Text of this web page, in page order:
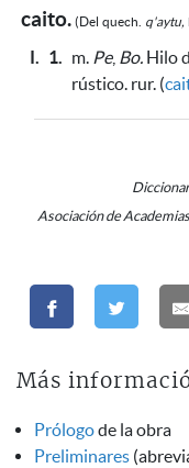
caito. (Del quech. q'aytu,
I. 1. m. Pe, Bo. Hilo
rústico. rur. (
Asociación de
Más
Prólogode la obra
Preliminares